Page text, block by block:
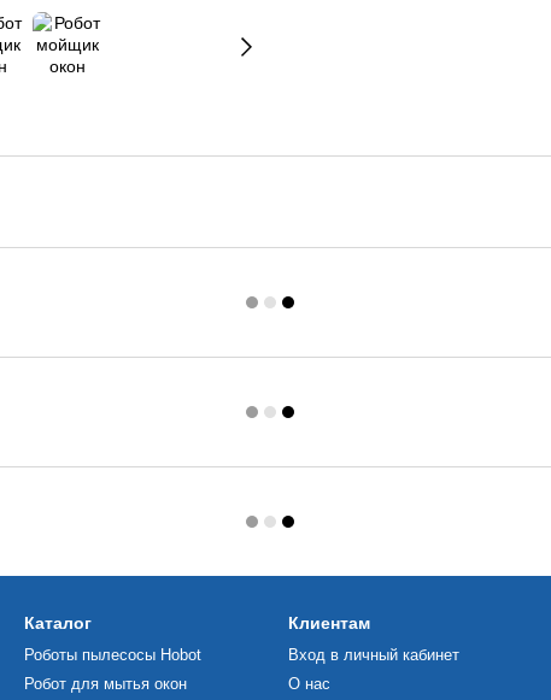
Каталог
Роботы пылесосы Hobot
Робот для мытья окон
Клиентам
Вход в личный кабинет
О нас